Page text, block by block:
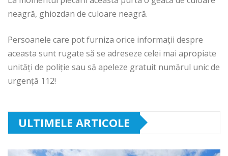
neagră, ghiozdan de culoare neagră.
Persoanele care pot furniza orice informaţii despre
aceasta sunt rugate să se adreseze celei mai apropiate
unităţi de poliţie sau să apeleze gratuit numărul unic de
urgenţă 112!
ULTIMELE ARTICOLE